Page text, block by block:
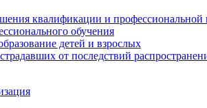
квалификации и профессиональной
обучения
детей и взрослых
от последствий